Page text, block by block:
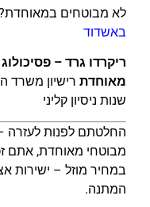
לא מבוטחים
באשדוד
ריקרדו גרד –
מאוחדת
שנות ניסיון קליני
החלטתם לפנות לעזרה
מבוטחי מאוחדת, אתם
במחיר מוזל – ישירות
המתנה.